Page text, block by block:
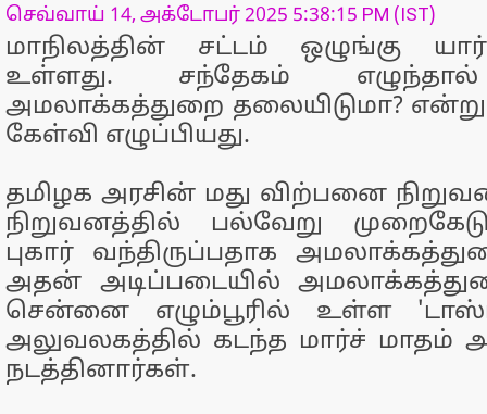
செவ்வாய் 14, அக்டோபர் 2025 5:38:15 PM (IST)
மாநிலத்தின் சட்டம் ஒழுங்கு யார்
உள்ளது. சந்தேகம்
அமலாக்கத்துறை தலையிடுமா?
கேள்வி எழுப்பியது.
தமிழக அரசின் மது விற்பனை
நிறுவனத்தில் பல்வேறு
புகார் வந்திருப்பதாக
அதன் அடிப்படையில்
சென்னை எழும்பூரில் உள்ள
அலுவலகத்தில் கடந்த மார்ச் மாதம்
நடத்தினார்கள்.